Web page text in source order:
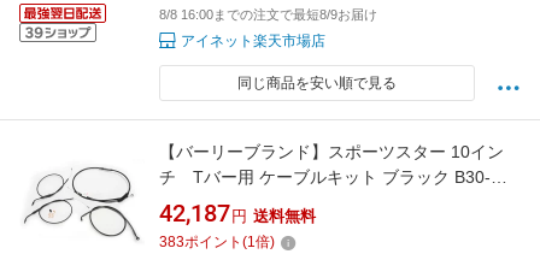
8/8 16:00までの注文で最短8/9お届け
アイネット楽天市場店
同じ商品を安い順で見る
【バーリーブランド】スポーツスター 10イン
チ Tバー用 ケーブルキット ブラック B30-
1135/B30-1139
42,187 円 送料無料
383ポイント (1倍)